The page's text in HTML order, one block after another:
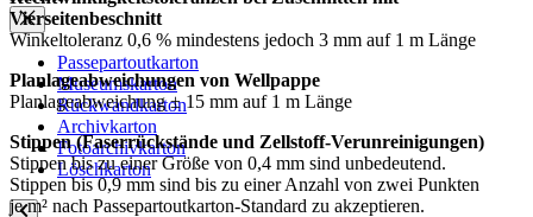
Passepartoutkarton
Museumskarton
Rückwandkarton
Archivkarton
Fotoarchivkarton
Löschkarton
Vierseitenbeschnitt
Winkeltoleranz 0,6 % mindestens jedoch 3 mm auf 1 m Länge
Planlageabweichungen von Wellpappe
Planlageabweichung ± 15 mm auf 1 m Länge
Stippen (Faserrückstände und Zellstoff-Verunreinigungen)
Stippen bis zu einer Größe von 0,4 mm sind unbedeutend.
Stippen bis 0,9 mm sind bis zu einer Anzahl von zwei Punkten
je m² nach Passepartoutkarton-Standard zu akzeptieren.